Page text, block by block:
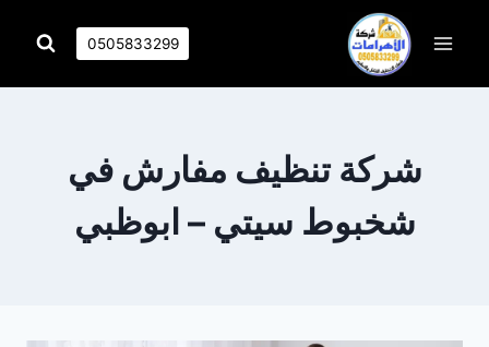
0505833299
شركة تنظيف مفارش في
شخبوط سيتي – ابوظبي